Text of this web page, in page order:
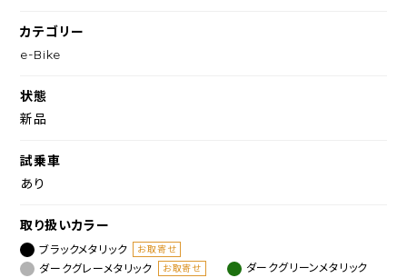
カテゴリー
e-Bike
状態
新品
試乗車
あり
取り扱いカラー
ブラックメタリック お取寄せ
ダークグレーメタリック お取寄せ
ダークグリーンメタリック